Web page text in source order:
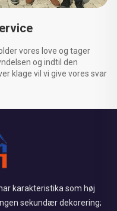
vores love og tager
og indtil den
klage vil vi give vores svar
karakteristika som høj
sekundær dekorering;